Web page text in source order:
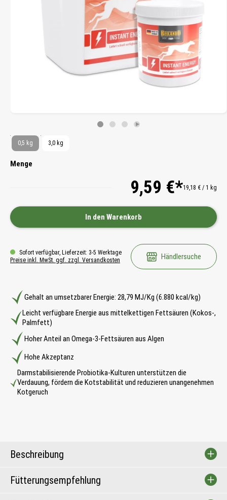
Gehalt an umsetzbarer Energie: 28,79 MJ/Kg (6.880 kcal/kg)
Leicht verfügbare Energie aus mittelkettigen Fettsäuren (Kokos-,
Palmfett)
Hoher Anteil an Omega-3-Fettsäuren aus Algen
Hohe Akzeptanz
Darmstabilisierende Probiotika-Kulturen unterstützen die
Verdauung, fördern die Kotstabilität und reduzieren unangenehmen
Kotgeruch
0,5 kg 3,0 kg
Menge
9,59 €*19,18 € / 1 kg
In den Warenkorb
Sofort verfügbar, Lieferzeit: 3-5 Werktage
Preise inkl. MwSt. ggf. zzgl. Versandkosten
Händlersuche
Beschreibung
Fütterungsempfehlung